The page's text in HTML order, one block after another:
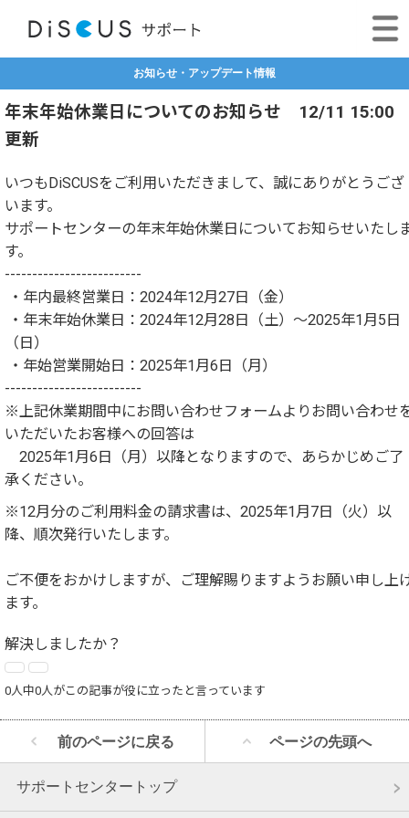
お知らせ・アップデート情報
年末年始休業日についてのお知らせ 12/11 15:00
更新
いつもDiSCUSをご利用いただきまして、誠にありがとうござ
います。
サポートセンターの年末年始休業日についてお知らせいたし
す。
-------------------------
・年内最終営業日：2024年12月27日（金）
・年末年始休業日：2024年12月28日（土）～2025年1月5日
（日）
・年始営業開始日：2025年1月6日（月）
-------------------------
※上記休業期間中にお問い合わせフォームよりお問い合わせ
いただいたお客様への回答は
2025年1月6日（月）以降となりますので、あらかじめご了
承ください。
※12月分のご利用料金の請求書は、2025年1月7日（火）以
降、順次発行いたします。
ご不便をおかけしますが、ご理解賜りますようお願い申し上
ます。
解決しましたか？
0人中0人がこの記事が役に立ったと言っています
前のページに戻る ページの先頭へ
サポートセンタートップ